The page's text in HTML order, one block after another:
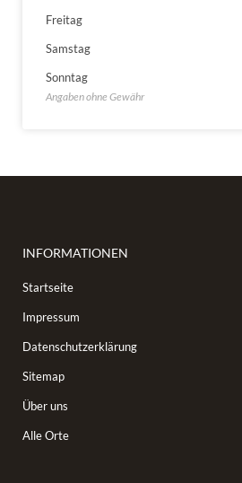
Freitag
Samstag
Sonntag
INFORMATIONEN
Startseite
Impressum
Datenschutzerklärung
Sitemap
Über uns
Alle Orte